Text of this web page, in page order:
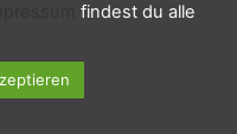
findest du alle